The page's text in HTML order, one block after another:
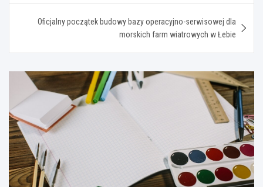
Oficjalny początek budowy bazy operacyjno-serwisowej dla
morskich farm wiatrowych w Łebie